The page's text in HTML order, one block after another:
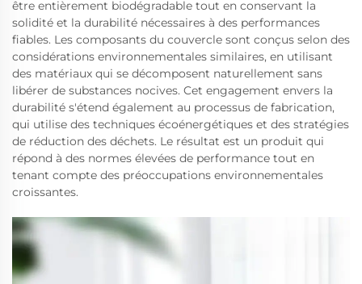
être entièrement biodégradable tout en conservant la
solidité et la durabilité nécessaires à des performances
fiables. Les composants du couvercle sont conçus selon des
considérations environnementales similaires, en utilisant
des matériaux qui se décomposent naturellement sans
libérer de substances nocives. Cet engagement envers la
durabilité s'étend également au processus de fabrication,
qui utilise des techniques écoénergétiques et des stratégies
de réduction des déchets. Le résultat est un produit qui
répond à des normes élevées de performance tout en
tenant compte des préoccupations environnementales
croissantes.